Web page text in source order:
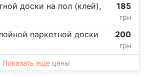
доски на пол (клей),
185
грн
паркетной доски
200
грн
Показать еще цены